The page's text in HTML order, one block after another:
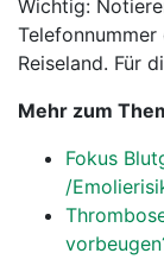
Wichtig:
Reiseland. Für
Mehr zum
Fokus
/